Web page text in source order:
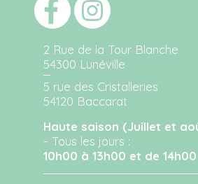
2 Rue de la Tour Blanche
54300 Lunéville
5 rue des Cristalleries
54120 Baccarat
Haute saison (Juillet et
- Tous les jours :
10h00 à 13h00 et de